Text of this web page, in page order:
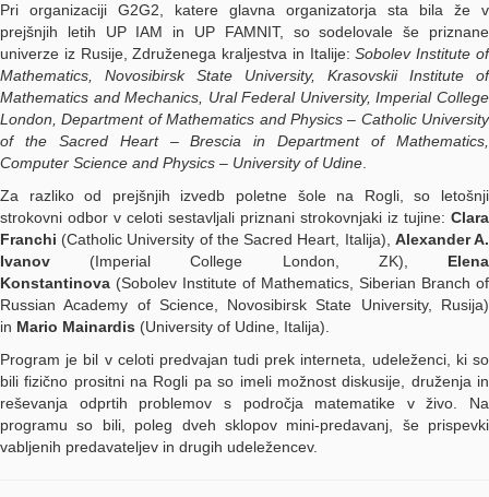
Pri organizaciji G2G2, katere glavna organizatorja sta bila že v
prejšnjih letih UP IAM in UP FAMNIT, so sodelovale še priznane
univerze iz Rusije, Združenega kraljestva in Italije:Sobolev Institute of
Mathematics, Novosibirsk State University, Krasovskii Institute of
Mathematics and Mechanics, Ural Federal University, Imperial College
London, Department of Mathematics and Physics – Catholic University
of the Sacred Heart – Brescia in Department of Mathematics,
Computer Science and Physics – University of Udine
Za razliko od prejšnjih izvedb poletne šole na Rogli, so letošnji
strokovni odbor v celoti sestavljali priznani strokovnjaki iz tujine: Clara
Franchi (Catholic University of the Sacred Heart, Italija), Alexander A.
Ivanov (Imperial College London, ZK), Elena
Konstantinova (Sobolev Institute of Mathematics, Siberian Branch of
Russian Academy of Science, Novosibirsk State University, Rusija)
in Mario Mainardis (University of Udine, Italija).
Program je bil v celoti predvajan tudi prek interneta, udeleženci, ki so
bili fizično prositni na Rogli pa so imeli možnost diskusije, druženja in
reševanja odprtih problemov s področja matematike v živo. Na
programu so bili, poleg dveh sklopov mini-predavanj, še prispevki
vabljenih predavateljev in drugih udeležencev.